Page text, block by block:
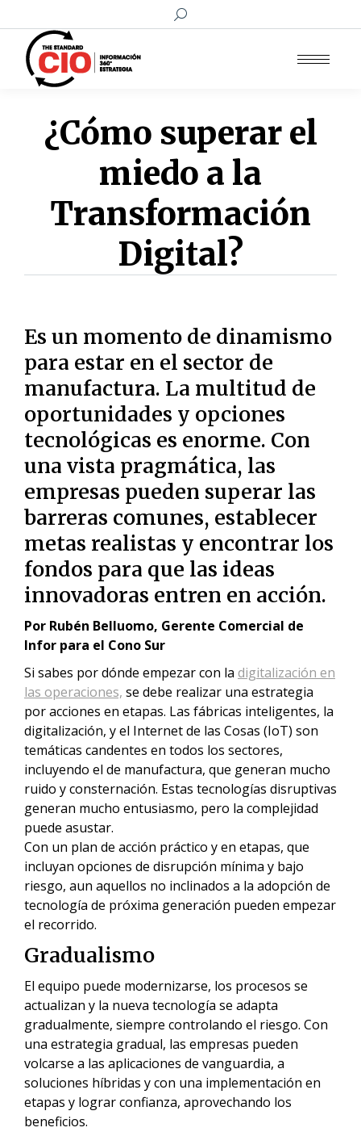
Buscar:
¿Cómo superar el
miedo a la
Transformación
Digital?
Es un momento de dinamismo
para estar en el sector de
manufactura. La multitud de
oportunidades y opciones
tecnológicas es enorme. Con
una vista pragmática, las
empresas pueden superar las
barreras comunes, establecer
metas realistas y encontrar los
fondos para que las ideas
innovadoras entren en acción.
Por Rubén Belluomo, Gerente Comercial de
Infor para el Cono Sur
Si sabes por dónde empezar con la digitalización en
las operaciones, se debe realizar una estrategia
por acciones en etapas. Las fábricas inteligentes, la
digitalización, y el Internet de las Cosas (IoT) son
temáticas candentes en todos los sectores,
incluyendo el de manufactura, que generan mucho
ruido y consternación. Estas tecnologías disruptivas
generan mucho entusiasmo, pero la complejidad
puede asustar.
Con un plan de acción práctico y en etapas, que
incluyan opciones de disrupción mínima y bajo
riesgo, aun aquellos no inclinados a la adopción de
tecnología de próxima generación pueden empezar
el recorrido.
Gradualismo
El equipo puede modernizarse, los procesos se
actualizan y la nueva tecnología se adapta
gradualmente, siempre controlando el riesgo. Con
una estrategia gradual, las empresas pueden
volcarse a las aplicaciones de vanguardia, a
soluciones híbridas y con una implementación en
etapas y lograr confianza, aprovechando los
beneficios.